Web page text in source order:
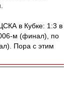
в Кубке: 1:3 в
м (финал), по
Пора с этим